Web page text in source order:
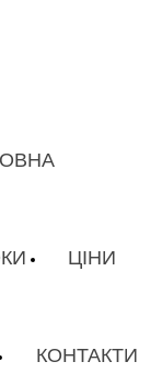
ЦІНИ
КОНТАКТИ